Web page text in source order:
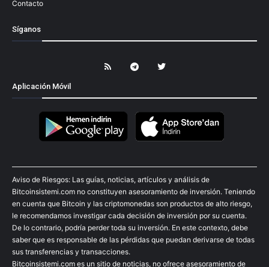
Contacto
Síganos
Aplicación Móvil
Aviso de Riesgos: Las guías, noticias, artículos y análisis de
Bitcoinsistemi.com no constituyen asesoramiento de inversión. Teniendo
en cuenta que Bitcoin y las criptomonedas son productos de alto riesgo,
le recomendamos investigar cada decisión de inversión por su cuenta.
De lo contrario, podría perder toda su inversión. En este contexto, debe
saber que es responsable de las pérdidas que puedan derivarse de todas
sus transferencias y transacciones.
Bitcoinsistemi.com es un sitio de noticias, no ofrece asesoramiento de